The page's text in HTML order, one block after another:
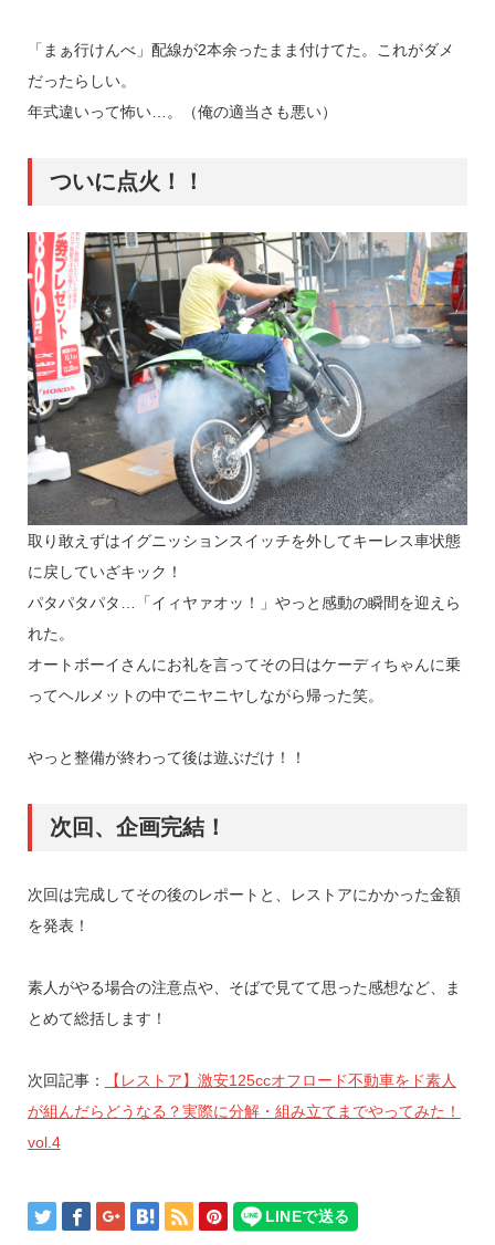
「まぁ行けんべ」配線が2本余ったまま付けてた。これがダメ
だったらしい。
年式違いって怖い…。（俺の適当さも悪い）
ついに点火！！
取り敢えずはイグニッションスイッチを外してキーレス車状態
に戻していざキック！
パタパタパタ…「イィヤァオッ！」やっと感動の瞬間を迎えら
れた。
オートボーイさんにお礼を言ってその日はケーディちゃんに乗
ってヘルメットの中でニヤニヤしながら帰った笑。
やっと整備が終わって後は遊ぶだけ！！
次回、企画完結！
次回は完成してその後のレポートと、レストアにかかった金額
を発表！
素人がやる場合の注意点や、そばで見てて思った感想など、ま
とめて総括します！
次回記事：
【レストア】激安125ccオフロード不動車をド素人
が組んだらどうなる？実際に分解・組み立てまでやってみた！
vol.4